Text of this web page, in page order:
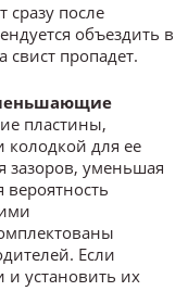
сразу после
объездить в
свист пропадет.
пластины,
для ее
зазоров, уменьшая
Если
и установить их